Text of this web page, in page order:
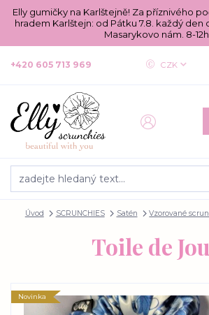
Elly gumičky na Karlštejně! Za příznivého
hradem Karlštejn: od Pátku 7.8. každý den
Masarykovo nám. 8-12h
CZK
+420 605 713 969
Úvod SCRUNCHIES Satén Vzorované
Toile de
Novinka